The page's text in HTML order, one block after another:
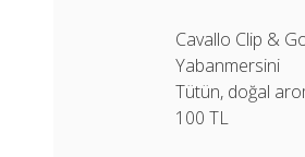
Cavallo Clip &
Yabanmersini
Tütün, doğal
100 TL